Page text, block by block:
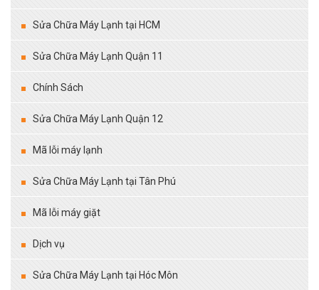
Sửa Chữa Máy Lạnh tại HCM
Sửa Chữa Máy Lạnh Quận 11
Chính Sách
Sửa Chữa Máy Lạnh Quận 12
Mã lỗi máy lạnh
Sửa Chữa Máy Lạnh tại Tân Phú
Mã lỗi máy giặt
Dịch vụ
Sửa Chữa Máy Lạnh tại Hóc Môn